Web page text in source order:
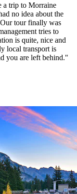
a trip to Morraine
no idea about the
tour finally was
tries to
is quite, nice and
local transport is
you are left behind."